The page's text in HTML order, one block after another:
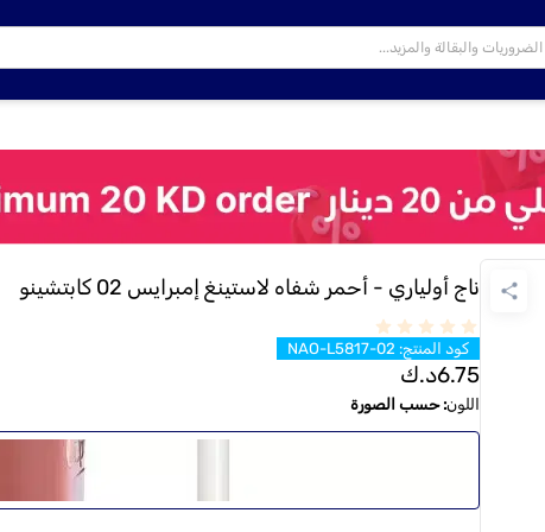
ناج أولياري - أحمر شفاه لاستينغ إمبرايس 02 كابتشينو
كود المنتج:
NAO-L5817-02
6.75د.ك
اللون:حسب الصورة